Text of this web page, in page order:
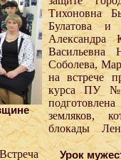
Тихоновна
Булатова и
Александра
Васильевна
Соболева,
на встрече
курса ПУ
земляков,
блокады
Урок